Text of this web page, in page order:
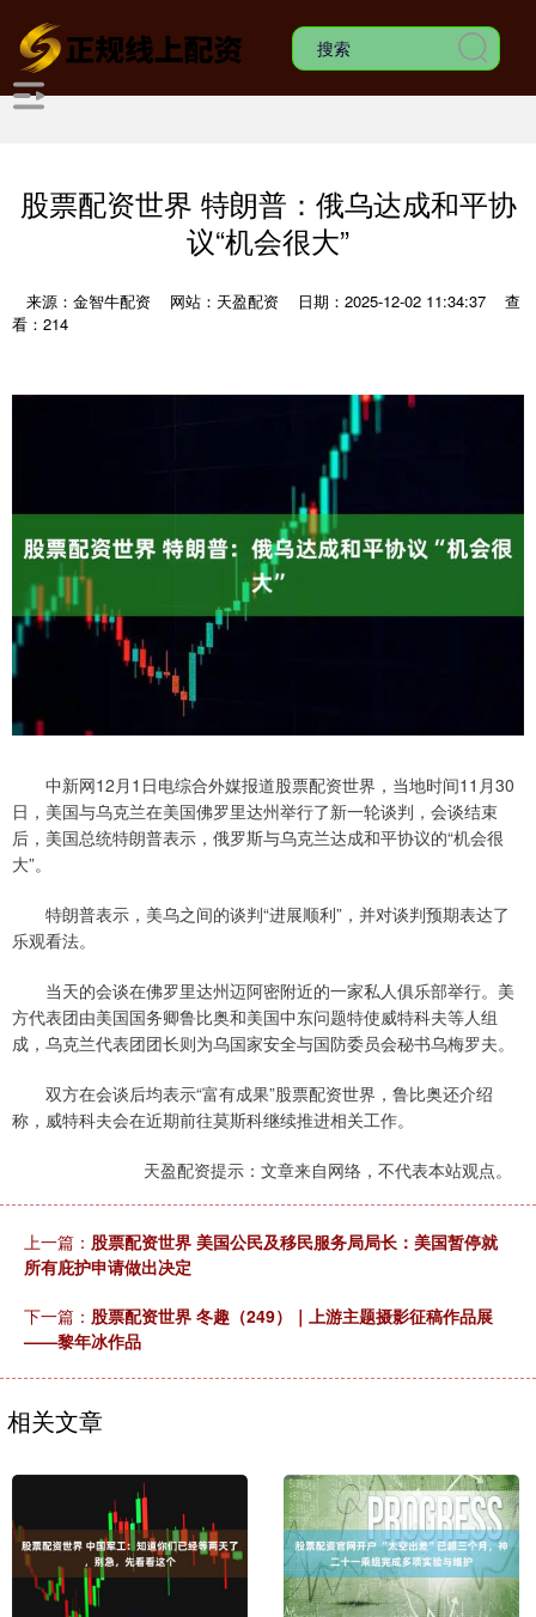
股票配资世界 特朗普：俄乌达成和平协
议“机会很大”
来源：金智牛配资 网站：天盈配资 日期：2025-12-02 11:34:37
查
看：214
中新网12月1日电综合外媒报道股票配资世界，当地时间11月30
日，美国与乌克兰在美国佛罗里达州举行了新一轮谈判，会谈结束
后，美国总统特朗普表示，俄罗斯与乌克兰达成和平协议的“机会很
大”。
特朗普表示，美乌之间的谈判“进展顺利”，并对谈判预期表达了
乐观看法。
当天的会谈在佛罗里达州迈阿密附近的一家私人俱乐部举行。美
方代表团由美国国务卿鲁比奥和美国中东问题特使威特科夫等人组
成，乌克兰代表团团长则为乌国家安全与国防委员会秘书乌梅罗夫。
双方在会谈后均表示“富有成果”股票配资世界，鲁比奥还介绍
称，威特科夫会在近期前往莫斯科继续推进相关工作。
天盈配资提示：文章来自网络，不代表本站观点。
上一篇： 股票配资世界 美国公民及移民服务局局长：美国暂停就
所有庇护申请做出决定
下一篇： 股票配资世界 冬趣（249）｜上游主题摄影征稿作品展
——黎年冰作品
相关文章